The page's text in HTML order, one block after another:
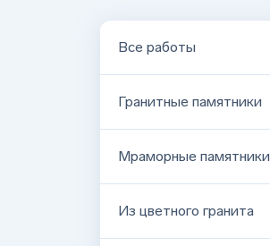
Все работы
Гранитные памятники
Мраморные памятники
Из цветного гранита